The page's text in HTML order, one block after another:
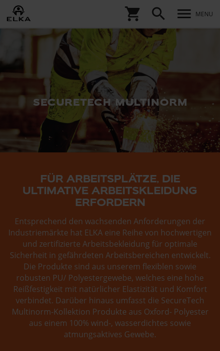
shopping_cart search menu MENU
securetech multinorm
FÜR ARBEITSPLÄTZE, DIE
ULTIMATIVE ARBEITSKLEIDUNG
ERFORDERN
Entsprechend den wachsenden Anforderungen der
Industriemärkte hat ELKA eine Reihe von hochwertigen
und zertifizierte Arbeitsbekleidung für optimale
Sicherheit in gefährdeten Arbeitsbereichen entwickelt.
Die Produkte sind aus unserem flexiblen sowie
robusten PU/ Polyestergewebe, welches eine hohe
Reißfestigkeit mit natürlicher Elastizität und Komfort
verbindet. Darüber hinaus umfasst die SecureTech
Multinorm-Kollektion Produkte aus Oxford- Polyester
aus einem 100% wind-, wasserdichtes sowie
atmungsaktives Gewebe.